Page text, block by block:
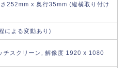
252mm x 奥行35mm (縦横取り付け
による変動あり)
チスクリーン, 解像度 1920 x 1080